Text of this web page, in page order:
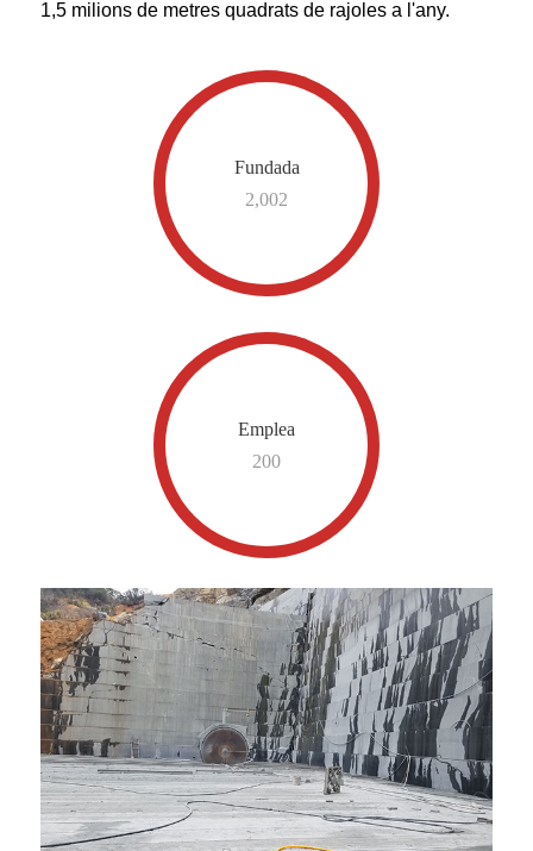
1,5 milions de metres quadrats de rajoles a l'any.
Fundada
2,002
Emplea
200